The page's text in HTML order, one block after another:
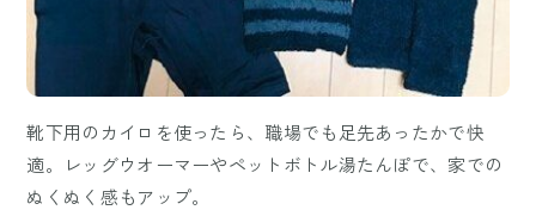
靴下用のカイロを使ったら、職場でも足先あったかで快
適。レッグウオーマーやペットボトル湯たんぽで、家での
ぬくぬく感もアップ。